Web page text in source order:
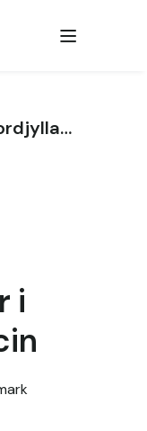
Region Nordjylland søger speciallæger i almen medicin
i